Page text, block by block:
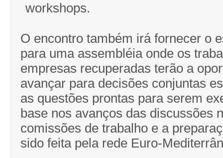
workshops.
O encontro também irá fornecer o
para uma assembléia onde os
empresas recuperadas terão a
avançar para decisões conjuntas
as questões prontas para serem
base nos avanços das discussões
comissões de trabalho e a
sido feita pela rede Euro-